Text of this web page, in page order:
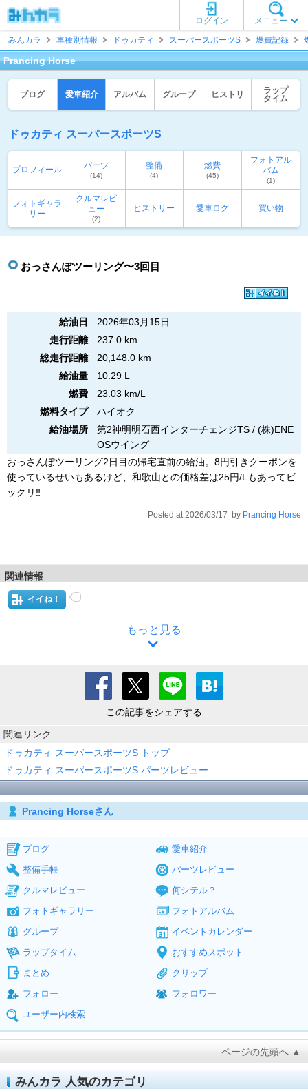
メニュー
ログイン
みんカラ
車種別情報 ドゥカティ スーパースポーツS 燃費記録
Prancing Horse
ブログ 愛車紹介 アルバム グループ ヒストリ
ラップ
タイム
ドゥカティ スーパースポーツS
プロフィール パーツ
(14)
整備
(4)
燃費
(45)
フォトアル
バム
(1)
フォトギャラ
リー
クルマレビ
ュー
(2)
ヒストリー 愛車ログ 買い物
おっさんぽツーリング〜3回目
給油日
2026年03月15日
走行距離
237.0 km
総走行距離
20,148.0 km
給油量
10.29 L
燃費
23.03 km/L
燃料タイプ
ハイオク
給油場所
第2神明明石西インターチェンジTS / (株)ENE
OSウイング
おっさんぽツーリング2日目の帰宅直前の給油。8円引きクーポンを
使っているせいもあるけど、和歌山との価格差は25円/Lもあってビ
ックリ‼️
Posted at 2026/03/17 by Prancing Horse
関連情報
イイね！
もっと見る
この記事をシェアする
関連リンク
ドゥカティ スーパースポーツS トップ
ドゥカティ スーパースポーツS パーツレビュー
Prancing Horseさん
ブログ
愛車紹介
整備手帳
パーツレビュー
クルマレビュー
何シテル？
フォトギャラリー
フォトアルバム
グループ
イベントカレンダー
ラップタイム
おすすめスポット
まとめ
クリップ
フォロー
フォロワー
ユーザー内検索
ページの先頭へ ▲
みんカラ 人気のカテゴリ